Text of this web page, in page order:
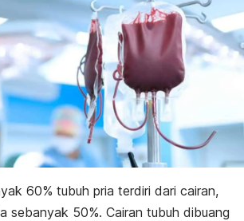
60% tubuh pria terdiri dari cairan,
sebanyak 50%. Cairan tubuh dibuang